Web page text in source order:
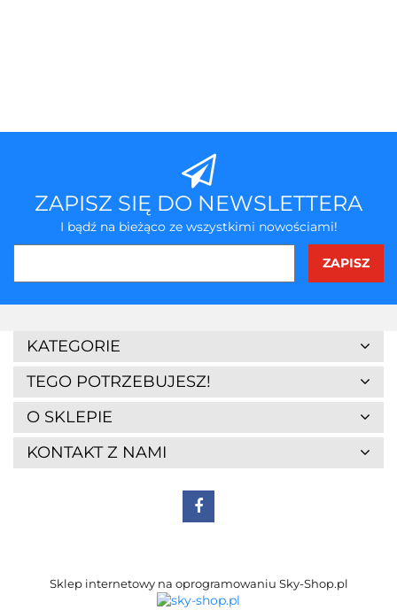
7Days
A4 Tech
ZAPISZ SIĘ DO NEWSLETTERA
I bądź na bieżąco ze wszystkimi nowościami!
KATEGORIE
TEGO POTRZEBUJESZ!
O SKLEPIE
KONTAKT Z NAMI
Sklep internetowy na oprogramowaniu Sky-Shop.pl